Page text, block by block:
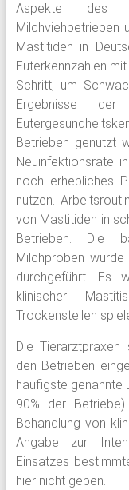
Aspekte des
Milchviehbetrieben
Mastitiden in
Euterkennzahlen
Schritt, um
Ergebnisse
Betrieben genutzt
Neuinfektionsrate
noch erhebliches
nutzen.
von Mastitiden in
Betrieben. Die
Milchproben
durchgeführt. Es
klinischer
Trockenstellen
Die Tierarztpraxen
den Betrieben
häufigste genannte
90% der
Behandlung von
Angabe zur
Einsatzes
hier nicht geben.